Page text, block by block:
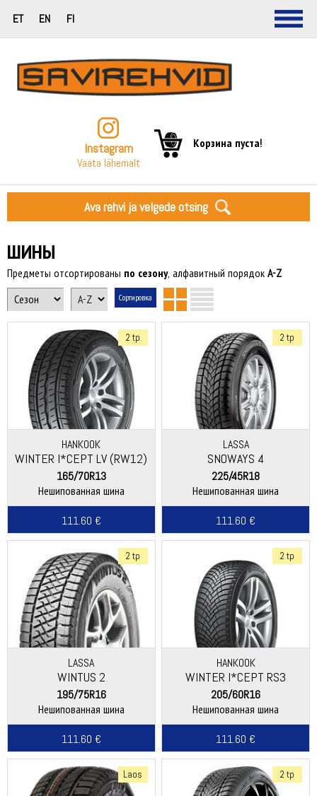
ET EN FI
Instagram
Vaata lähemalt
Корзина пуста!
Ava rehvi ja velgede otsing
ШИНЫ
Предметы отсортированы по сезону, алфавитный порядокA-Z
2 tp
HANKOOK
WINTER I*CEPT LV (RW12)
165/70R13
Нешипованная шина
111.60 €
2 tp
LASSA
SNOWAYS 4
225/45R18
Нешипованная шина
111.60 €
2 tp
LASSA
WINTUS 2
195/75R16
Нешипованная шина
111.60 €
2 tp
HANKOOK
WINTER I*CEPT RS3
(W462)
205/60R16
Нешипованная шина
111.60 €
Laos 2 tp